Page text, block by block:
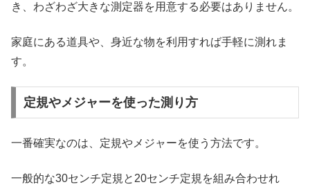
き、わざわざ大きな測定器を用意する必要はありません。
家庭にある道具や、身近な物を利用すれば手軽に測れま
す。
定規やメジャーを使った測り方
一番確実なのは、定規やメジャーを使う方法です。
一般的な30センチ定規と20センチ定規を組み合わせれ